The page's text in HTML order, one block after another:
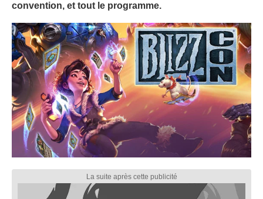
convention, et tout le programme.